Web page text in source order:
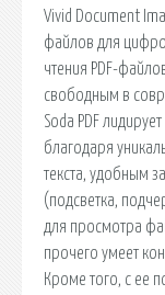
Vivid Document
файлов для
чтения PDF-
свободным в
Soda PDF
благодаря
текста, удобным
(подсветка,
для просмотра
прочего умеет
Кроме того, с ее